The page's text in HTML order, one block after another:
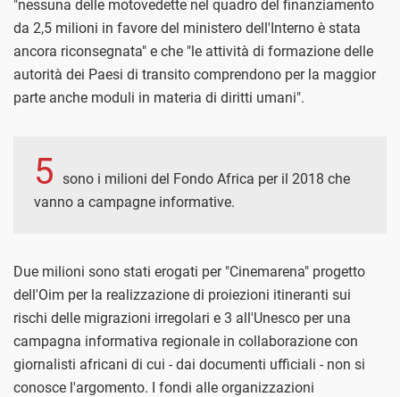
"nessuna delle motovedette nel quadro del finanziamento
da 2,5 milioni in favore del ministero dell'Interno è stata
ancora riconsegnata" e che "le attività di formazione delle
autorità dei Paesi di transito comprendono per la maggior
parte anche moduli in materia di diritti umani".
5 sono i milioni del Fondo Africa per il 2018 che
vanno a campagne informative.
Due milioni sono stati erogati per "Cinemarena" progetto
dell'Oim per la realizzazione di proiezioni itineranti sui
rischi delle migrazioni irregolari e 3 all'Unesco per una
campagna informativa regionale in collaborazione con
giornalisti africani di cui - dai documenti ufficiali - non si
conosce l'argomento. I fondi alle organizzazioni